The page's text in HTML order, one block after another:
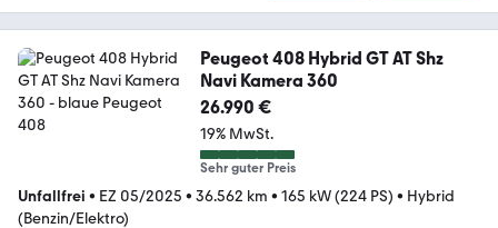
Peugeot 408 Hybrid GT AT Shz
Navi Kamera 360
26.990 €
19% MwSt.
Sehr guter Preis
Unfallfrei • EZ 05/2025 • 36.562 km • 165 kW (224 PS) • Hybrid
(Benzin/Elektro)